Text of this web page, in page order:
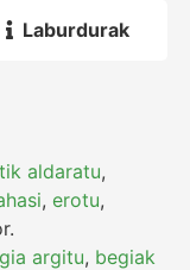
Laburdurak
aldaratu,
,erotu,
argitu, begiak